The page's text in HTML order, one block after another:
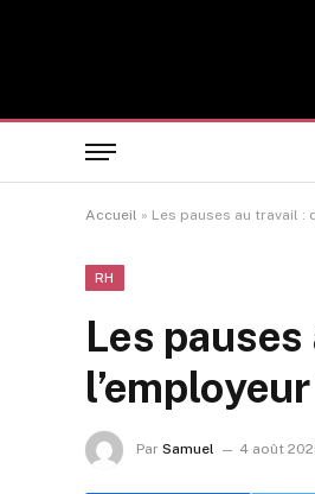
Accueil » Les pauses au travail :
RH
Les
Par Samuel 4 août